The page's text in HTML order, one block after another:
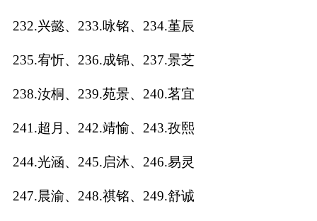
232.兴懿、233.咏铭、234.堇辰
235.宥忻、236.成锦、237.景芝
238.汝桐、239.苑景、240.茗宜
241.超月、242.靖愉、243.孜熙
244.光涵、245.启沐、246.易灵
247.晨渝、248.祺铭、249.舒诚